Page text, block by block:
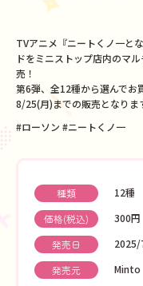
TVアニメ『ニートくノ一と
ドをミニストップ店内のマ
売！
第6弾、全12種から選んでお
8/25(月)までの販売となりま
#ローソン #ニートくノ一
種類
12種
価格(税込)
300円
発売日
2025/
発売元
Minto